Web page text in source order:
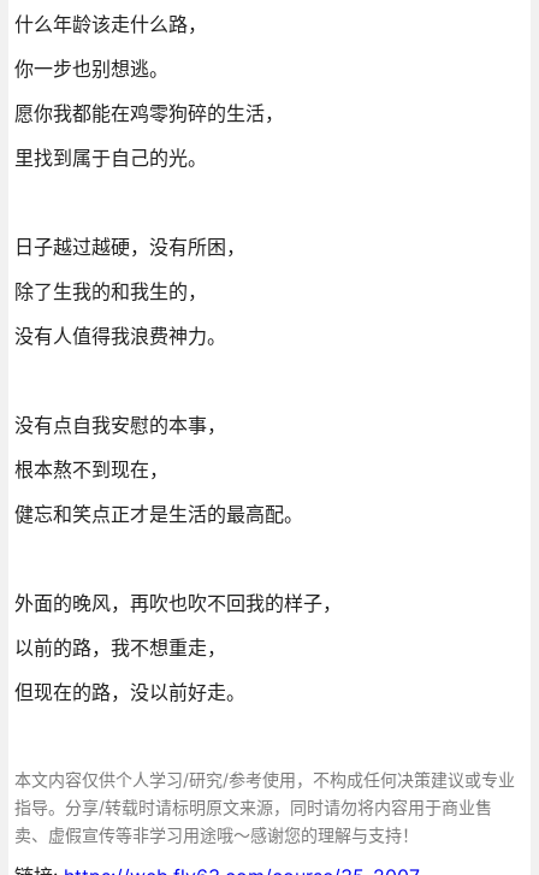
什么年龄该走什么路，
你一步也别想逃。
愿你我都能在鸡零狗碎的生活，
里找到属于自己的光。
日子越过越硬，没有所困，
除了生我的和我生的，
没有人值得我浪费神力。
没有点自我安慰的本事，
根本熬不到现在，
健忘和笑点正才是生活的最高配。
外面的晚风，再吹也吹不回我的样子，
以前的路，我不想重走，
但现在的路，没以前好走。
本文内容仅供个人学习/研究/参考使用，不构成任何决策建议或专业
指导。分享/转载时请标明原文来源，同时请勿将内容用于商业售
卖、虚假宣传等非学习用途哦～感谢您的理解与支持！